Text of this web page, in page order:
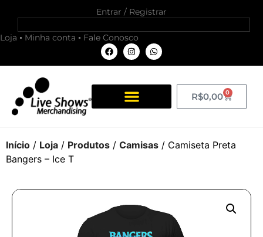
Entrar / Registrar
Loja Minha conta Fale Conosco
R$0,00 0
Início / Loja / Produtos / Camisas / Camiseta Preta
Bangers – Ice T